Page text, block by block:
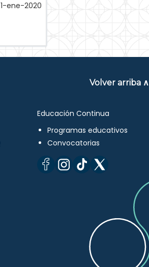
1-ene-2020
Volver arriba ∧
Educación Continua
Programas educativos
Convocatorias